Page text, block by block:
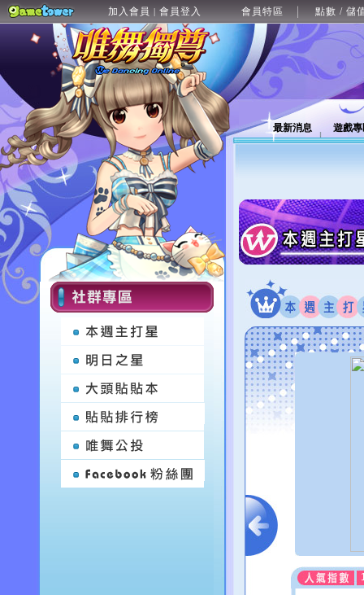
加入會員 | 會員登入 會員特區 點數 / 儲
最新消息 遊戲